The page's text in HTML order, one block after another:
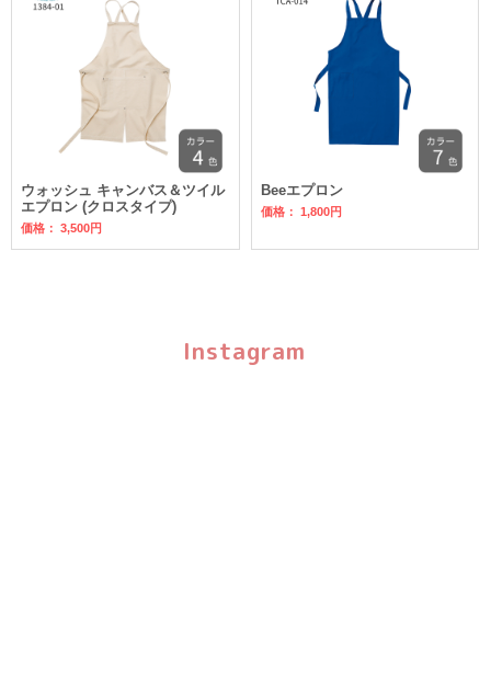
ウォッシュ キャンバス＆ツイル
エプロン (クロスタイプ)
価格： 3,500円
Beeエプロン
価格： 1,800円
Instagram